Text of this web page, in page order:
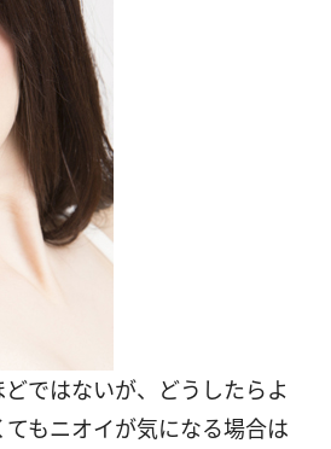
ではないが、どうしたらよ
もニオイが気になる場合は